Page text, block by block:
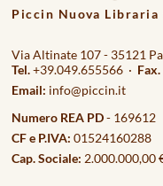
Piccin Nuova Libraria
Via Altinate 107 - 35121
Tel.+39.049.655566 · Fax.
Email: info@piccin.it
Numero REA PD- 169612
CF e P.IVA: 01524160288
Cap. Sociale: 2.000.000,00